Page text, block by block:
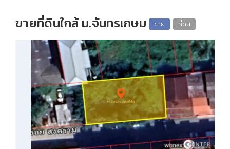
ขายที่ดินใกล้ ม.จันทรเกษม ขาย ที่ดิน